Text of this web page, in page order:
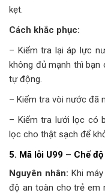
kẹt.
Cách khắc phục:
– Kiểm tra lại áp lực
không đủ mạnh thì
tự động.
– Kiểm tra vòi nước đã
– Kiểm tra lưới lọc có
lọc cho thật sạch để
5. Mã lỗi U99 – Chế
Nguyên nhân: Khi
độ an toàn cho trẻ em